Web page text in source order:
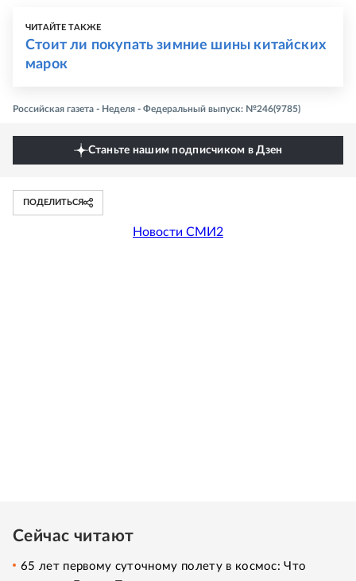
ЧИТАЙТЕ ТАКЖЕ
Стоит ли покупать зимние шины китайских
марок
Российская газета - Неделя - Федеральный выпуск: №246(9785)
Станьте нашим подписчиком в Дзен
ПОДЕЛИТЬСЯ
Новости СМИ2
Сейчас читают
65 лет первому суточному полету в космос: Что